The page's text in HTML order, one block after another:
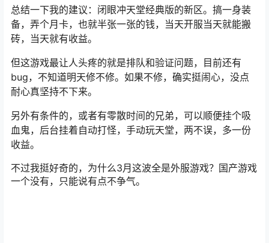
总结一下我的建议：闭眼冲天堂经典版的新区。搞一身装
备，弄个月卡，也就半张一张的钱，当天开服当天就能搬
砖，当天就有收益。
但这游戏最让人头疼的就是排队和验证问题，目前还有
bug，不知道明天修不修。如果不修，确实挺闹心，没点
耐心真坚持不下来。
另外有条件的，或者有零散时间的兄弟，可以顺便挂个吸
血鬼，后台挂着自动打怪，手动玩天堂，两不误，多一份
收益。
不过我挺好奇的，为什么3月这波全是外服游戏？国产游戏
一个没有，只能说有点不争气。